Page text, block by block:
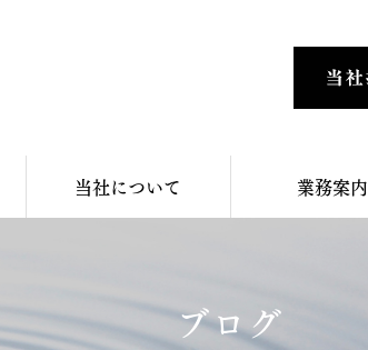
当社について 業務案内
ブログ